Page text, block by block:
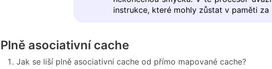
instrukce, které mohly zůstat v paměti
Plně asociativní cache
Jak se liší plně asociativní cache od přímo mapované cache?